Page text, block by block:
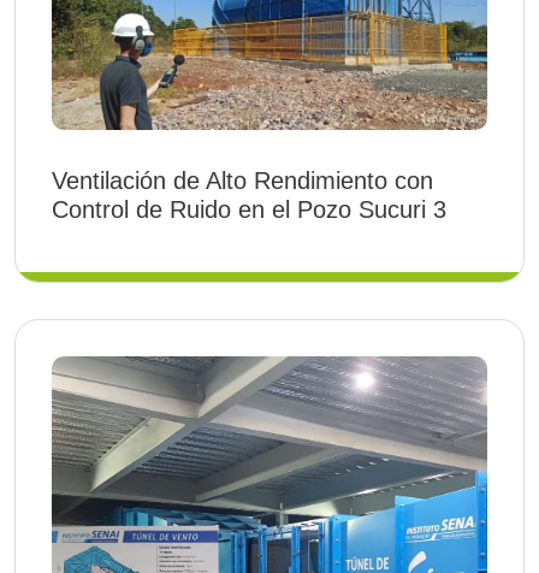
Ventilación de Alto Rendimiento con
Control de Ruido en el Pozo Sucuri 3